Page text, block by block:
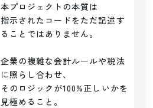
本プロジェクトの本質は
指示されたコードをただ記述す
ることではありません。
企業の複雑な会計ルールや税法
に照らし合わせ、
そのロジックが100%正しいかを
見極めること。